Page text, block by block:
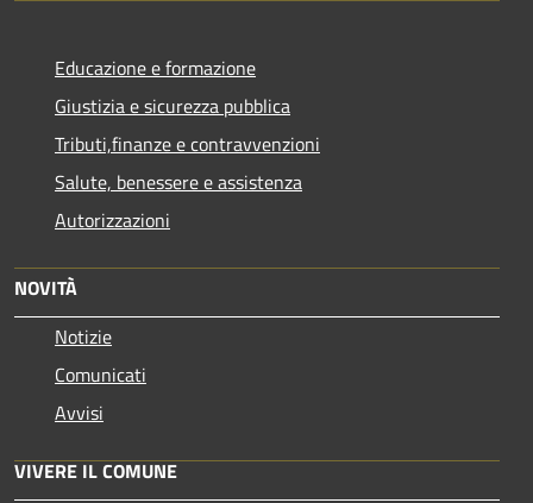
Educazione e formazione
Giustizia e sicurezza pubblica
Tributi,finanze e contravvenzioni
Salute, benessere e assistenza
Autorizzazioni
NOVITÀ
Notizie
Comunicati
Avvisi
VIVERE IL COMUNE